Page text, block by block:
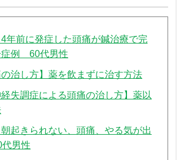
4年前に発症した頭痛が鍼治療で完
症例 60代男性
の治し方】薬を飲まずに治す方法
経失調症による頭痛の治し方】薬以
朝起きられない、頭痛、やる気が出
男性